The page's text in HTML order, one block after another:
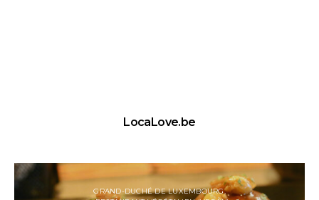
LocaLove.be
GRAND-DUCHÉ DE LUXEMBOURG